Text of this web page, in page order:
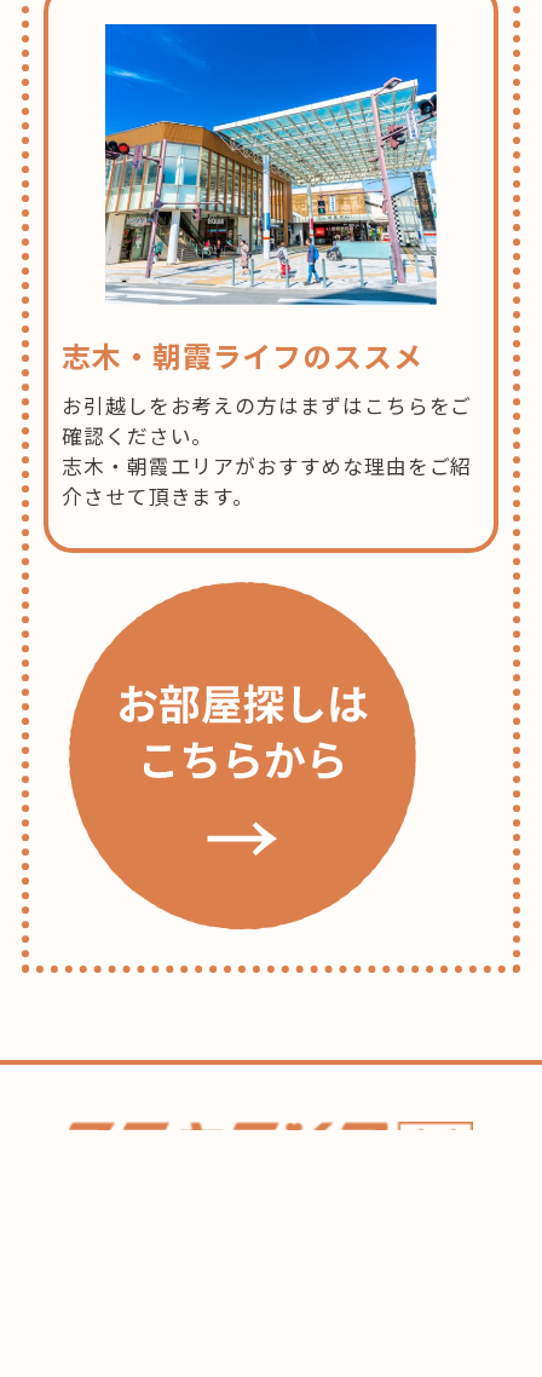
志木・朝霞ライフのススメ
お引越しをお考えの方はまずはこちらをご
確認ください。
志木・朝霞エリアがおすすめな理由をご紹
介させて頂きます。